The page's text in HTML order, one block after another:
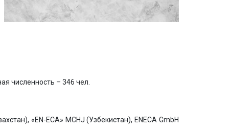
численность – 346 чел.
«EN-ECA» MCHJ (Узбекистан), ENECA GmbH